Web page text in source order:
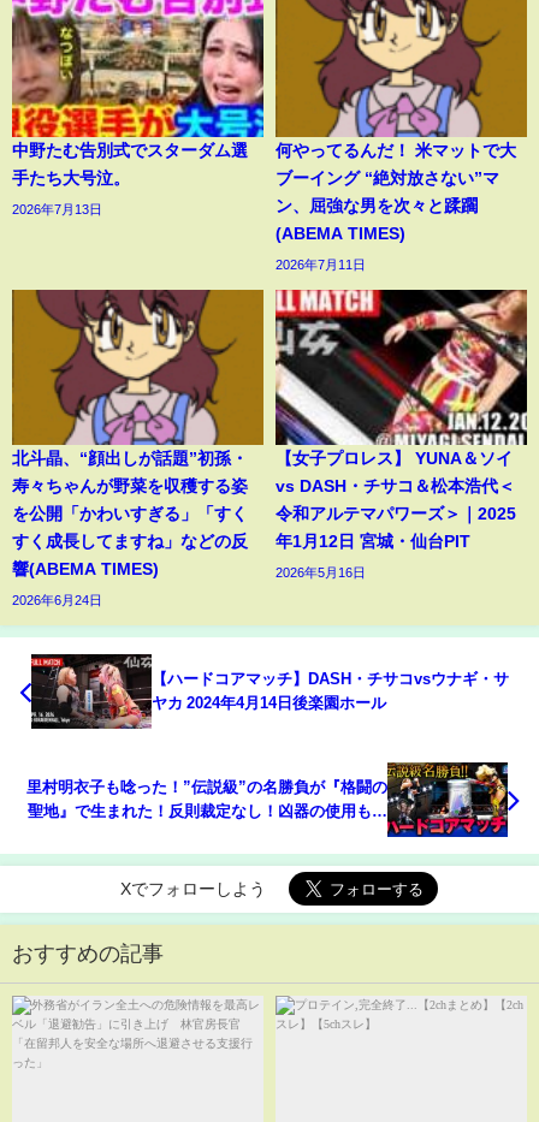
中野たむ告別式でスターダム選
手たち大号泣。
2026年7月13日
何やってるんだ！ 米マットで大
ブーイング “絶対放さない”マ
ン、屈強な男を次々と蹂躙
(ABEMA TIMES)
2026年7月11日
北斗晶、“顔出しが話題”初孫・
寿々ちゃんが野菜を収穫する姿
を公開「かわいすぎる」「すく
すく成長してますね」などの反
響(ABEMA TIMES)
2026年6月24日
【女子プロレス】 YUNA＆ソイ
vs DASH・チサコ＆松本浩代＜
令和アルテマパワーズ＞｜2025
年1月12日 宮城・仙台PIT
2026年5月16日
【ハードコアマッチ】DASH・チサコvsウナギ・サ
ヤカ 2024年4月14日後楽園ホール
里村明衣子も唸った！”伝説級”の名勝負が『格闘の
聖地』で生まれた！反則裁定なし！凶器の使用も許
《7.15仙女 後楽園はユニバースで配信中》
Xでフォローしよう
おすすめの記事